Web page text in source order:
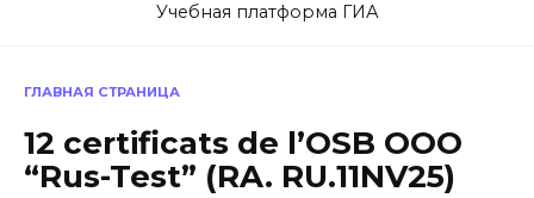
Учебная платформа ГИА
ГЛАВНАЯ СТРАНИЦА
12 certificats de l’OSB OOO
“Rus-Test” (RA. RU.11NV25)